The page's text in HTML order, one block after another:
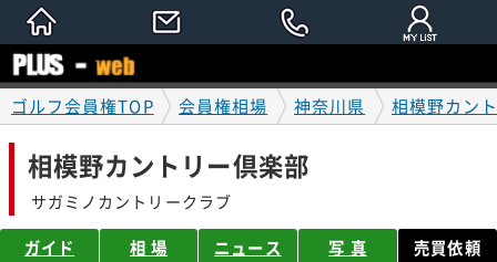
ゴルフ会員権TOP 会員権相場 神奈川県 相模野カン
相模野カントリー倶楽部
サガミノカントリークラブ
ガイド 相 場 ニュース 写 真 売買依頼